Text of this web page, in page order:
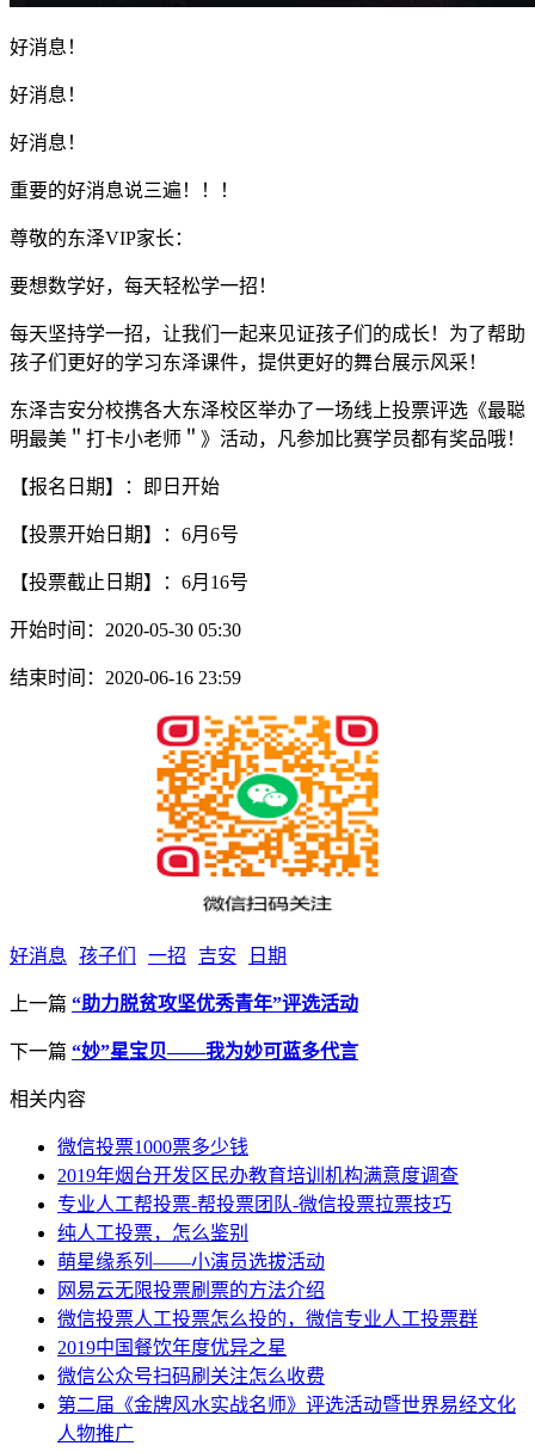
好消息！
好消息！
好消息！
重要的好消息说三遍！！！
尊敬的东泽VIP家长：
要想数学好，每天轻松学一招！
每天坚持学一招，让我们一起来见证孩子们的成长！为了帮助
孩子们更好的学习东泽课件，提供更好的舞台展示风采！
东泽吉安分校携各大东泽校区举办了一场线上投票评选《最聪
明最美＂打卡小老师＂》活动，凡参加比赛学员都有奖品哦！
【报名日期】：即日开始
【投票开始日期】：6月6号
【投票截止日期】：6月16号
开始时间：2020-05-30 05:30
结束时间：2020-06-16 23:59
好消息 孩子们 一招 吉安 日期
上一篇 “助力脱贫攻坚优秀青年”评选活动
下一篇 “妙”星宝贝——我为妙可蓝多代言
相关内容
微信投票1000票多少钱
2019年烟台开发区民办教育培训机构满意度调查
专业人工帮投票-帮投票团队-微信投票拉票技巧
纯人工投票，怎么鉴别
萌星缘系列——小演员选拔活动
网易云无限投票刷票的方法介绍
微信投票人工投票怎么投的，微信专业人工投票群
2019中国餐饮年度优异之星
微信公众号扫码刷关注怎么收费
第二届《金牌风水实战名师》评选活动暨世界易经文化
人物推广